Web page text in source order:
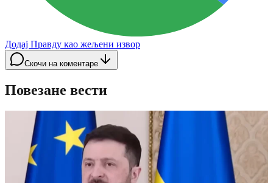
Додај Правду као жељени извор
Скочи на коментаре
Повезане вести